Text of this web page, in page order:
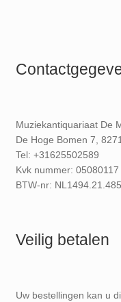
Muziekantiquariaat De
De Hoge Bomen 7,
Tel: +31625502589
Kvk nummer: 05080117
BTW-nr:
Veilig betalen
Uw bestellingen kan u